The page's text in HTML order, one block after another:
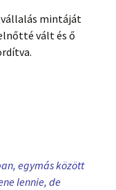
mintáját
vált és ő
egymás között
lennie, de